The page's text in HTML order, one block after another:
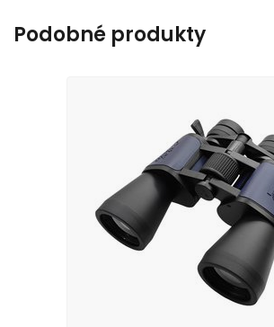
Podobné produkty